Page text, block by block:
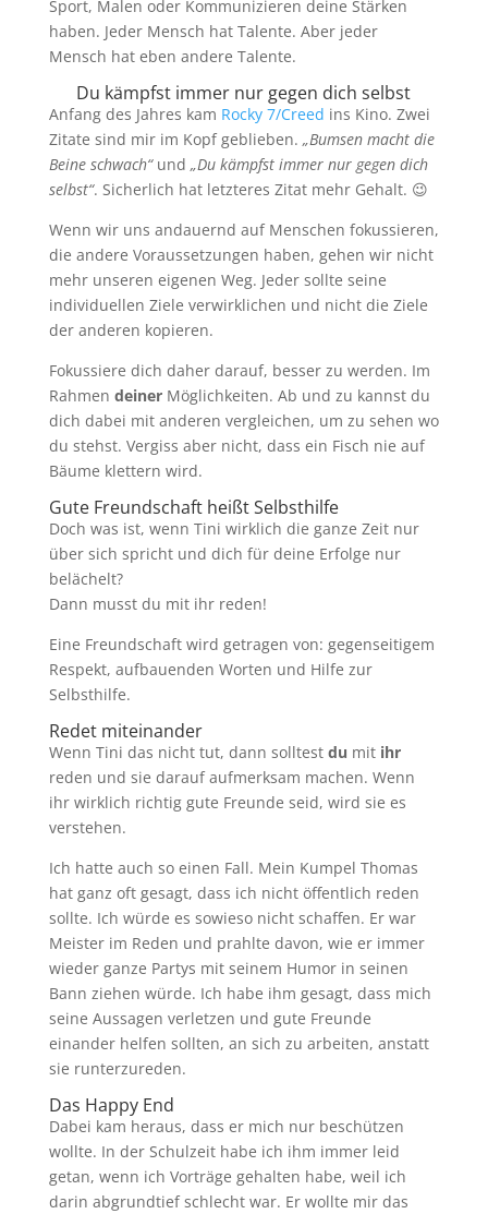
Sport, Malen oder Kommunizieren deine Stärken
haben. Jeder Mensch hat Talente. Aber jeder
Mensch hat eben andere Talente.
Du kämpfst immer nur gegen dich selbst
Anfang des Jahres kam Rocky 7/Creed ins Kino. Zwei
Zitate sind mir im Kopf geblieben. „Bumsen macht die
Beine schwach“und „Du kämpfst immer nur gegen dich
selbst“. Sicherlich hat letzteres Zitat mehr Gehalt. 😉
Wenn wir uns andauernd auf Menschen fokussieren,
die andere Voraussetzungen haben, gehen wir nicht
mehr unseren eigenen Weg. Jeder sollte seine
individuellen Ziele verwirklichen und nicht die Ziele
der anderen kopieren.
Fokussiere dich daher darauf, besser zu werden. Im
Rahmen deinerMöglichkeiten. Ab und zu kannst du
dich dabei mit anderen vergleichen, um zu sehen wo
du stehst. Vergiss aber nicht, dass ein Fisch nie auf
Bäume klettern wird.
Gute Freundschaft heißt Selbsthilfe
Doch was ist, wenn Tini wirklich die ganze Zeit nur
über sich spricht und dich für deine Erfolge nur
belächelt?
Dann musst du mit ihr reden!
Eine Freundschaft wird getragen von: gegenseitigem
Respekt, aufbauenden Worten und Hilfe zur
Selbsthilfe.
Redet miteinander
Wenn Tini das nicht tut, dann solltest du mit ihr
reden und sie darauf aufmerksam machen. Wenn
ihr wirklich richtig gute Freunde seid, wird sie es
verstehen.
Ich hatte auch so einen Fall. Mein Kumpel Thomas
hat ganz oft gesagt, dass ich nicht öffentlich reden
sollte. Ich würde es sowieso nicht schaffen. Er war
Meister im Reden und prahlte davon, wie er immer
wieder ganze Partys mit seinem Humor in seinen
Bann ziehen würde. Ich habe ihm gesagt, dass mich
seine Aussagen verletzen und gute Freunde
einander helfen sollten, an sich zu arbeiten, anstatt
sie runterzureden.
Das Happy End
Dabei kam heraus, dass er mich nur beschützen
wollte. In der Schulzeit habe ich ihm immer leid
getan, wenn ich Vorträge gehalten habe, weil ich
darin abgrundtief schlecht war. Er wollte mir das